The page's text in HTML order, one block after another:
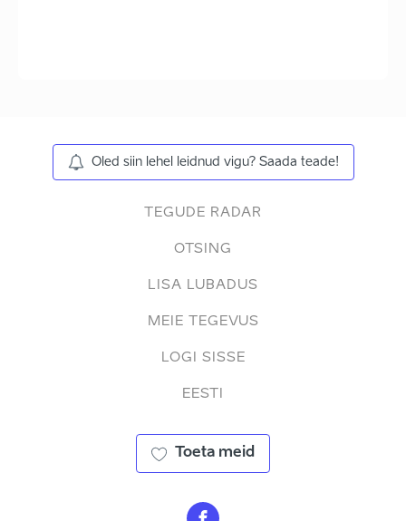
Oled siin lehel leidnud vigu? Saada teade!
TEGUDE RADAR
OTSING
LISA LUBADUS
MEIE TEGEVUS
LOGI SISSE
EESTI
Toeta meid